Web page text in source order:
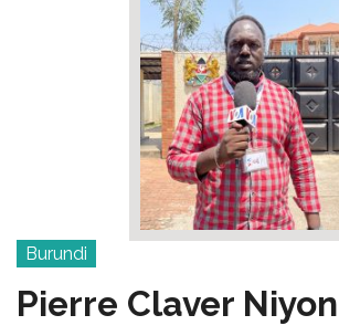
Burundi
Pierre Claver